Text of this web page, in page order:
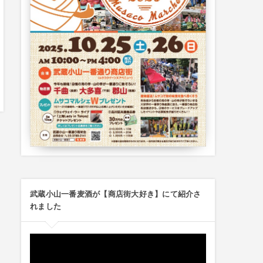
武蔵小山一番麦酒が【商店街大好き】にて紹介さ
れました